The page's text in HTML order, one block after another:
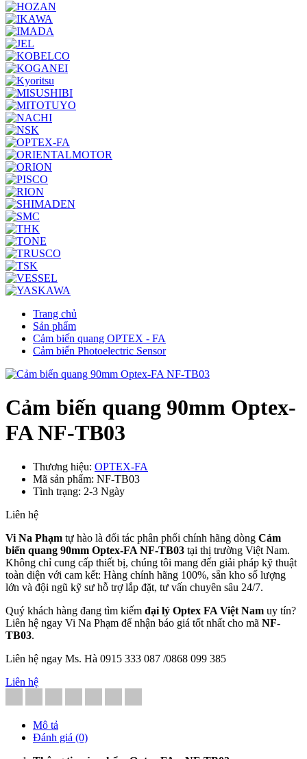
Trang chủ
Sản phẩm
Cảm biến quang OPTEX - FA
Cảm biến Photoelectric Sensor
Cảm biến quang 90mm Optex-
FA NF-TB03
Thương hiệu: OPTEX-FA
Mã sản phẩm: NF-TB03
Tình trạng: 2-3 Ngày
Liên hệ
Vi Na Phạm tự hào là đối tác phân phối chính hãng dòng Cảm
biến quang 90mm Optex-FA NF-TB03 tại thị trường Việt Nam.
Không chỉ cung cấp thiết bị, chúng tôi mang đến giải pháp kỹ thuật
toàn diện với cam kết: Hàng chính hãng 100%, sẵn kho số lượng
lớn và đội ngũ kỹ sư hỗ trợ lắp đặt, tư vấn chuyên sâu 24/7.
Quý khách hàng đang tìm kiếm đại lý Optex FA Việt Nam uy tín?
Liên hệ ngay Vi Na Phạm để nhận báo giá tốt nhất cho mã NF-
TB03.
Liên hệ ngay Ms. Hà 0915 333 087 /0868 099 385
Liên hệ
Mô tả
Đánh giá (0)